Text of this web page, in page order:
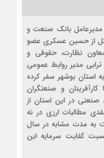
مدیرعامل بانک صنعت و
از حسین عسکری عضو
نظارت، حقوقی و
مدیر روابط عمومی
استان بوشهر سفر کرده
کارآفرینان و صنعتگران
صنعتی در این استان از
نقدی مطالبات ارزی در نه
مدت مشابه در سال
درصدی نسبت کفایت سرمایه این